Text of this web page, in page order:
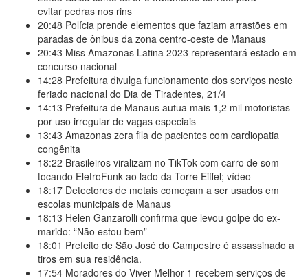
evitar pedras nos rins
20:48 Polícia prende elementos que faziam arrastões em
paradas de ônibus da zona centro-oeste de Manaus
20:43 Miss Amazonas Latina 2023 representará estado em
concurso nacional
14:28 Prefeitura divulga funcionamento dos serviços neste
feriado nacional do Dia de Tiradentes, 21/4
14:13 Prefeitura de Manaus autua mais 1,2 mil motoristas
por uso irregular de vagas especiais
13:43 Amazonas zera fila de pacientes com cardiopatia
congênita
18:22 Brasileiros viralizam no TikTok com carro de som
tocando EletroFunk ao lado da Torre Eiffel; vídeo
18:17 Detectores de metais começam a ser usados em
escolas municipais de Manaus
18:13 Helen Ganzarolli confirma que levou golpe do ex-
marido: “Não estou bem”
18:01 Prefeito de São José do Campestre é assassinado a
tiros em sua residência.
17:54 Moradores do Viver Melhor 1 recebem serviços de